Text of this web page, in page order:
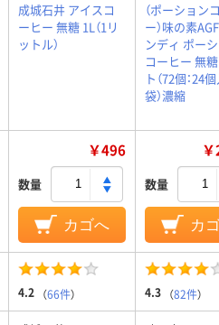
成城石井 アイスコ
ーヒー 無糖 1L（1リ
ットル）
（ポーション
ー）味の素
ンディ ポー
コーヒー 無
ト（72個：24
袋）濃縮
￥496
数量
カゴへ
数量
カ
4.2 （66件） 4.3 （82件）